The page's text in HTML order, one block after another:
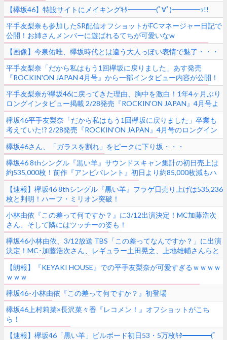
【欅坂46】特設サイトにメイキングｷﾀ━━━━(ﾟ∀ﾟ)━━━━ｯ!!
平手友梨奈も参加したSR配信オフショットがFCマネージャー日記で
公開！お姉さんメンバーに遊ばれるてちが可愛いなw
【画像】今泉佑唯、欅坂時代とは違う大人っぽい表情で魅了・・・
平手友梨奈「だから私はもう1回欅坂に戻りました」あす発売
『ROCKIN'ON JAPAN 4月号』から一部インタビュー内容が公開！
平手友梨奈が欅坂46に戻ってきた理由、胸中を激白！1年4ヶ月ぶり
ロングインタビュー掲載 2/28発売『ROCKIN’ON JAPAN』4月号よ
り一部発言が先行公開中
欅坂46平手友梨奈「だから私はもう1回欅坂に戻りました」卒業も
考えていた!? 2/28発売『ROCKIN’ON JAPAN』4月号のロングイン
タビューで胸中にあるものを語る！
欅坂46さん、「ガラスを割れ」をピークに下り坂・・・
欅坂46 8thシングル『黒い羊』サウンドスキャン集計の初日売上は
約535,000枚！前作『アンビバレント』初日より約85,000枚減もハ
ーフミリオン突破
【速報】欅坂46 8thシングル『黒い羊』フラゲ日売り上げは535,236
枚と判明！ハーフ・ミリオン突破！
小林由依『この差って何ですか？』に3/12出演決定！MC加藤浩次
さん、そして隣にはツッチーの姿も！
欅坂46小林由依、3/12放送 TBS「この差ってなんですか？」に出演
決定！MC･加藤浩次さん、レギュラー土田晃之、上地雄輔さんらと
共演！
【朗報】『KEYAKI HOUSE』での平手友梨奈が可愛すぎるｗｗｗｗ
ｗｗｗ
欅坂46･小林由依『この差って何ですか？』初登場
欅坂46上村莉菜×長沢菜々香『レコメン！』オフショットがこち
ら！
【速報】欅坂46「黒い羊」ビルボード初日53・5万枚ｷﾀ━━━━(ﾟ